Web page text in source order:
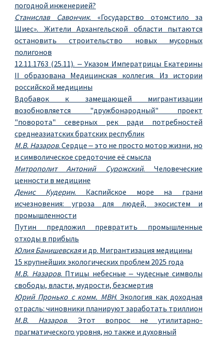
погодной инженерией?
Станислав Савончик. «Государство отомстило за
Шиес». Жители Архангельской области пытаются
остановить строительство новых мусорных
полигонов
12.11.1763 (25.11). ‒ Указом Императрицы Екатерины
II образована Медицинская коллегия. Из истории
российской медицины
Вдобавок к замещающей мигрантизации
возобновляется "дружбонародный" проект
"поворота" северных рек ради потребностей
среднеазиатских братских республик
М.В. Назаров. Сердце ‒ это не просто мотор жизни, но
и символическое средоточие её смысла
Митрополит Антоний Сурожский. Человеческие
ценности в медицине
Денис Кудерин. Каспийское море на грани
исчезновения: угроза для людей, экосистем и
промышленности
Путин предложил превратить промышленные
отходы в прибыль
Юлия Банишевскаяи др. Мигрантизация медицины
15 крупнейших экологических проблем 2025 года
М.В. Назаров. Птицы небесные ‒ чудесные символы
свободы, власти, мудрости, безсмертия
Юрий Пронько с комм. МВН. Экология как доходная
отрасль: чиновники планируют заработать триллион
М.В. Назаров. Этот вопрос не утилитарно-
прагматического уровня, но также и духовный